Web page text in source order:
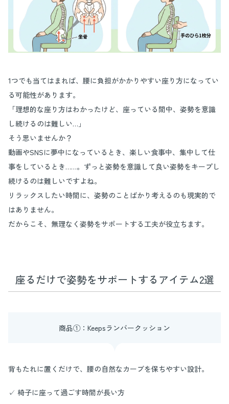
1つでも当てはまれば、腰に負担がかかりやすい座り方になってい
る可能性があります。
「理想的な座り方はわかったけど、座っている間中、姿勢を意識
し続けるのは難しい…」
そう思いませんか？
動画やSNSに夢中になっているとき、楽しい食事中、集中して仕
事をしているとき……。ずっと姿勢を意識して良い姿勢をキープし
続けるのは難しいですよね。
リラックスしたい時間に、姿勢のことばかり考えるのも現実的で
はありません。
だからこそ、無理なく姿勢をサポートする工夫が役立ちます。
座るだけで姿勢をサポートするアイテム2選
商品①：Keepsランバークッション
背もたれに置くだけで、腰の自然なカーブを保ちやすい設計。
✓ 椅子に座って過ごす時間が長い方